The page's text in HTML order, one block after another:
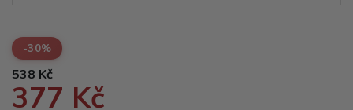
-30%
538 Kč
377 Kč